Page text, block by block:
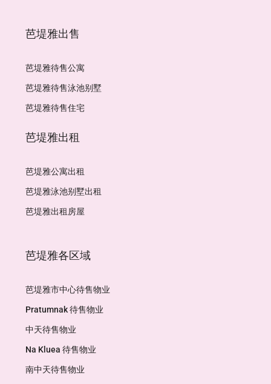
芭堤雅出售
芭堤雅待售公寓
芭堤雅待售泳池别墅
芭堤雅待售住宅
芭堤雅出租
芭堤雅公寓出租
芭堤雅泳池别墅出租
芭堤雅出租房屋
芭堤雅各区域
芭堤雅市中心待售物业
Pratumnak 待售物业
中天待售物业
Na Kluea 待售物业
南中天待售物业